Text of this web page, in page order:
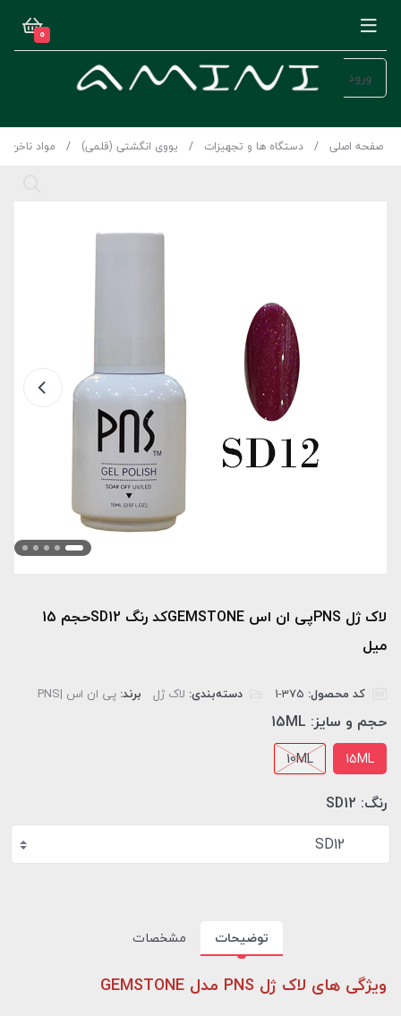
0
ورود
صفحه اصلی دستگاه ها و تجهیزات یووی انگشتی (قلمی) مواد ناخن
لاک ژل PNSپی ان اس GEMSTONEکد رنگ SD12حجم 15
میل
کد محصول: دسته‌بندی: لاک ژل برند: پی ان اس |PNS
حجم و سایز: 15ML
15ML
10ML
رنگ: SD12
SD12
توضیحات مشخصات
ویژگی های لاک ژل PNS مدل GEMSTONE